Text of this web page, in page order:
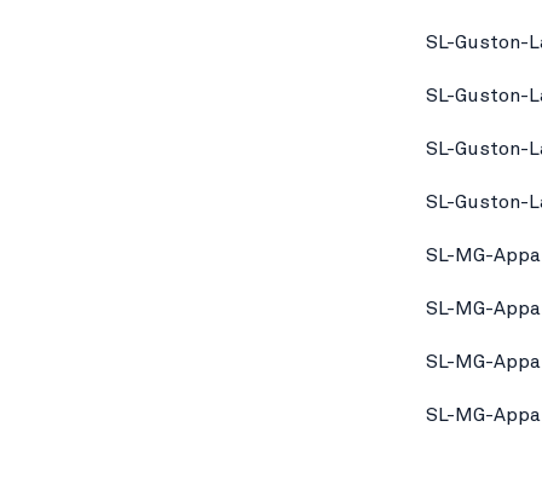
SL-Guston-
SL-Guston-
SL-Guston-
SL-Guston-
SL-MG-
SL-MG-
SL-MG-
SL-MG-